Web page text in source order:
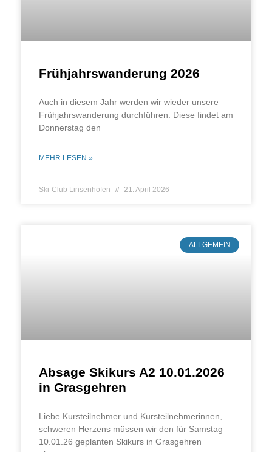
Frühjahrswanderung 2026
Auch in die­sem Jahr wer­den wir wie­der unse­re
Früh­jahrs­wan­de­rung durch­füh­ren. Die­se fin­det am
Don­ners­tag den
MEHR LESEN »
Ski-Club Linsenhofen 21. April 2026
ALLGEMEIN
Absage Skikurs A2 10.01.2026
in Grasgehren
Lie­be Kurs­teil­neh­mer und Kurs­teil­neh­me­rin­nen,
schwe­ren Her­zens müs­sen wir den für Sams­tag
10.01.26 geplan­ten Ski­kurs in Gras­geh­ren